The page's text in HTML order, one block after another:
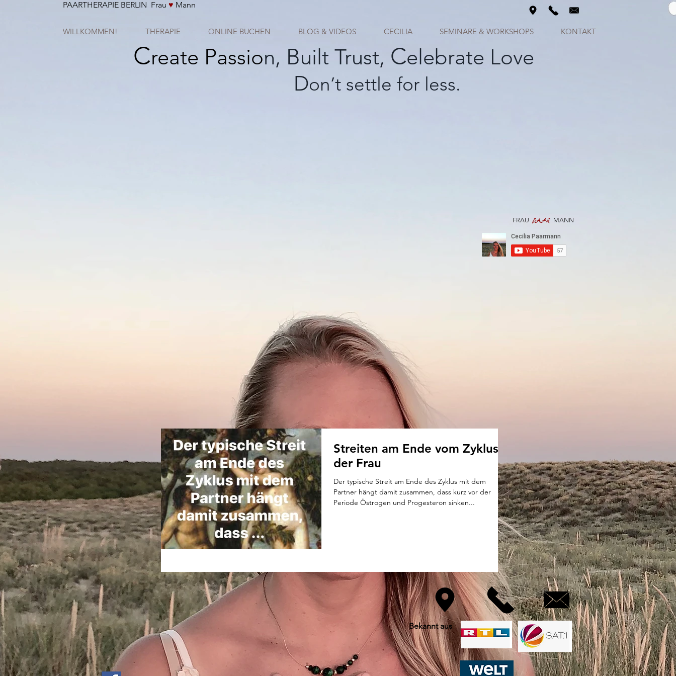
PAARTHERAPIE BERLIN Frau ♥ Mann
WILLKOMMEN! THERAPIE ONLINE BUCHEN BLOG & VIDEOS CECILIA SEMINARE & WORKSHOPS KONTAKT
Create Passion, Built Trust, Celebrate Love
Don’t settle for less.
FRAU PAAR MANN
Streiten am Ende vom Zyklus
der Frau
Der typische Streit am Ende des Zyklus mit dem
Partner hängt damit zusammen, dass kurz vor der
Periode Östrogen und Progesteron sinken...
Bekannt aus